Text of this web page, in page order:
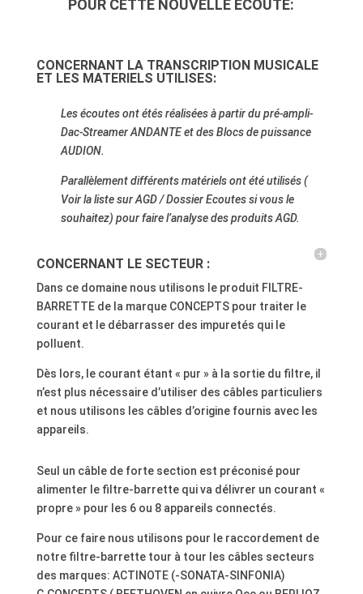
POUR CETTE NOUVELLE ECOUTE:
CONCERNANT LA TRANSCRIPTION MUSICALE
ET LES MATERIELS UTILISES:
Les écoutes ontétés réalisées à partir du pré-ampli-
Dac-Streamer ANDANTE et des Blocs de puissance
AUDION.
Parallèlement différents matériels ont été utilisés (
Voir la liste sur AGD / Dossier Ecoutes si vous le
souhaitez) pour faire l’analyse des produits AGD.
CONCERNANT LE SECTEUR :
Dans ce domaine nous utilisons le produit FILTRE-
BARRETTE de la marque CONCEPTS pour traiter le
courant et le débarrasser des impuretés qui le
polluent.
Dès lors, le courant étant « pur » à la sortie du filtre, il
n’est plus nécessaire d’utiliser des câbles particuliers
et nous utilisons les câbles d’origine fournis avec les
appareils.
Seul un câble de forte section est préconisé pour
alimenter le filtre-barrette qui va délivrer un courant «
propre » pour les 6 ou 8 appareils connectés.
Pour ce faire nous utilisons pour le raccordement de
notre filtre-barrette tour à tour les câbles secteurs
des marques: ACTINOTE (-SONATA-SINFONIA)